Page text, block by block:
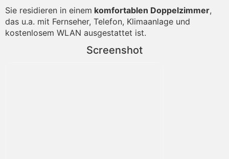
Sie residieren in einem komfortablen Doppelzimmer,
das u.a. mit Fernseher, Telefon, Klimaanlage und
kostenlosem WLAN ausgestattet ist.
Screenshot